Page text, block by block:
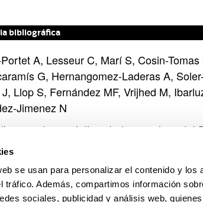
se usan para personalizar el contenido y los
tráfico. Además, compartimos información
sociales, publicidad y análisis web,
bibliográfica
A, Lesseur C, Marí S, Cosin-
G, Hernangomez-Laderas A,
Llop S, Fernández MF, Vrijhed M,
Jimenez N
causal associations between placental
disorders.
2025
s41467-025-57760-3